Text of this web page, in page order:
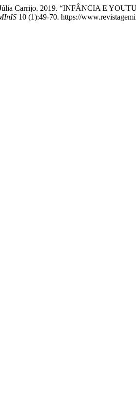
Júlia Carrijo. 2019. “INFÂNCIA E
10 (1):49-70. https://